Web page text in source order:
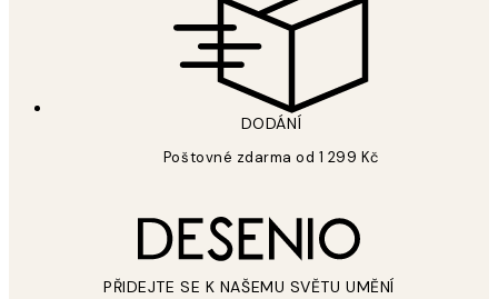
DODÁNÍ
Poštovné zdarma od 1 299 Kč
PŘIDEJTE SE K NAŠEMU SVĚTU UMĚNÍ